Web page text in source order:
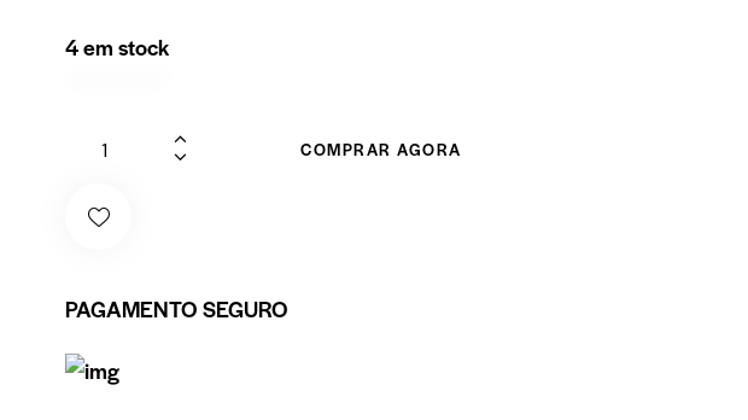
4 em stock
COMPRAR AGORA
PAGAMENTO SEGURO